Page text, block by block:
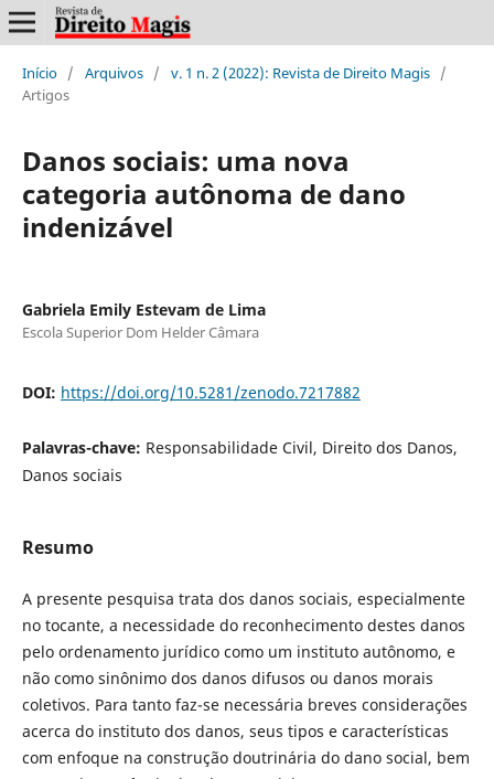
Início / Arquivos / v. 1 n. 2 (2022): Revista de Direito Magis /
Artigos
Danos sociais: uma nova
categoria autônoma de dano
indenizável
Gabriela Emily Estevam de Lima
Escola Superior Dom Helder Câmara
DOI: https://doi.org/10.5281/zenodo.7217882
Palavras-chave: Responsabilidade Civil, Direito dos Danos,
Danos sociais
Resumo
A presente pesquisa trata dos danos sociais, especialmente
no tocante, a necessidade do reconhecimento destes danos
pelo ordenamento jurídico como um instituto autônomo, e
não como sinônimo dos danos difusos ou danos morais
coletivos. Para tanto faz-se necessária breves considerações
acerca do instituto dos danos, seus tipos e características
com enfoque na construção doutrinária do dano social, bem